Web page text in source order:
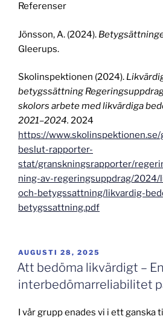
Referenser
Jönsson, A. (2024).
Gleerups.
Skolinspektionen (2024).
betygssättning
skolors arbete med likvärdiga
2021–2024. 2024
https://
beslut-rapporter-
stat/granskningsrapporter/
ning-av-regeringsuppdrag/
och-betygssattning/likvardig-
betygssattning.pdf
PUBLICERAT
AUGUSTI 28, 2025
Att bedöma likvärdigt –
interbedömarreliabilitet
I vår grupp enades vi i ett ganska